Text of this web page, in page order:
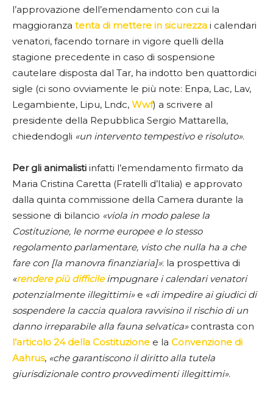
l’approvazione dell’emendamento con cui la
maggioranza tenta di mettere in sicurezza i calendari
venatori, facendo tornare in vigore quelli della
stagione precedente in caso di sospensione
cautelare disposta dal Tar, ha indotto ben quattordici
sigle (ci sono ovviamente le più note: Enpa, Lac, Lav,
Legambiente, Lipu, Lndc, Wwf) a scrivere al
presidente della Repubblica Sergio Mattarella,
chiedendogli «un intervento tempestivo e risoluto».
Per gli animalisti infatti l’emendamento firmato da
Maria Cristina Caretta (Fratelli d’Italia) e approvato
dalla quinta commissione della Camera durante la
sessione di bilancio «viola in modo palese la
Costituzione, le norme europee e lo stesso
regolamento parlamentare, visto che nulla ha a che
fare con [la manovra finanziaria]»: la prospettiva di
«rendere più difficileimpugnare i calendari venatori
potenzialmente illegittimi»e «di impedire ai giudici di
sospendere la caccia qualora ravvisino il rischio di un
danno irreparabile alla fauna selvatica»contrasta con
l’articolo 24 della Costituzione e la Convenzione di
Aahrus, «che garantiscono il diritto alla tutela
giurisdizionale contro provvedimenti illegittimi».